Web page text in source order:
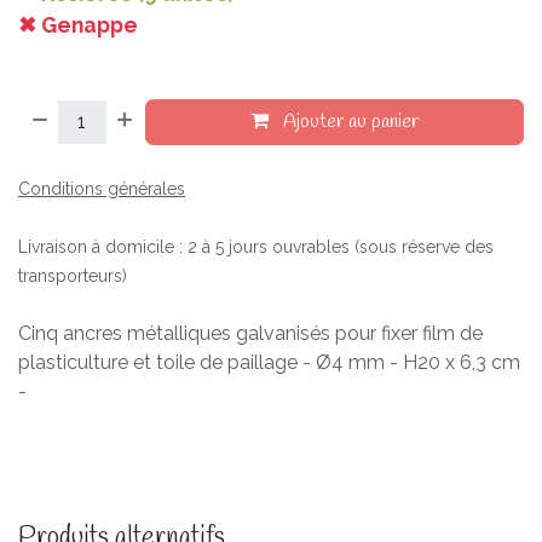
✖ Genappe
Ajouter au panier
Conditions générales
Livraison à domicile : 2 à 5 jours ouvrables (sous réserve des
transporteurs)
Cinq ancres métalliques galvanisés pour fixer film de
plasticulture et toile de paillage - Ø4 mm - H20 x 6,3 cm
-